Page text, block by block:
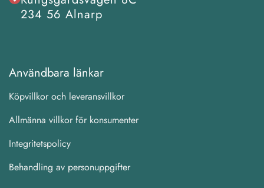
234 56 Alnarp
Användbara länkar
Köpvillkor och leveransvillkor
Allmänna villkor för konsumenter
Integritetspolicy
Behandling av personuppgifter